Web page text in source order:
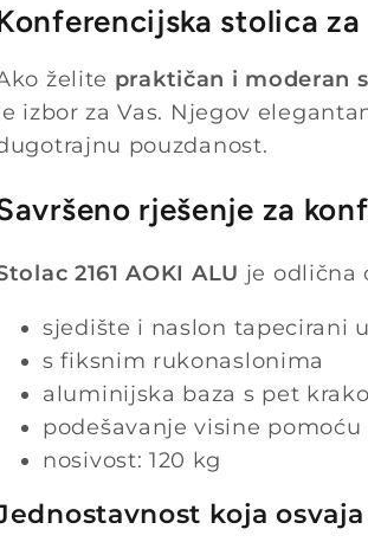
stolica
želite praktičan i moderan
izbor za Vas. Njegov
pouzdanost.
rješenje za
2161 AOKI ALU je odlična
sjedište i naslon tapecirani
s fiksnim rukonaslonima
aluminijska baza s pet
podešavanje visine
nosivost: 120 kg
koja osvaja